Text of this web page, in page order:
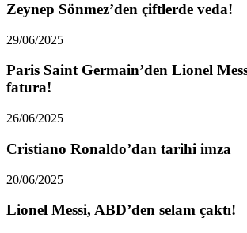
Zeynep Sönmez’den çiftlerde veda!
29/06/2025
Paris Saint Germain’den Lionel
fatura!
26/06/2025
Cristiano Ronaldo’dan tarihi imza
20/06/2025
Lionel Messi, ABD’den selam çaktı!